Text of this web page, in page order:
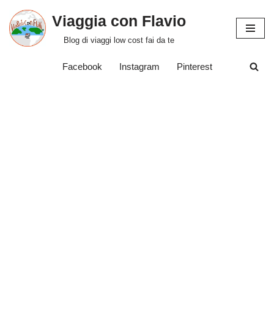
Vai
Viaggia con Flavio
Blog di viaggi low cost fai da te
Facebook Instagram Pinterest